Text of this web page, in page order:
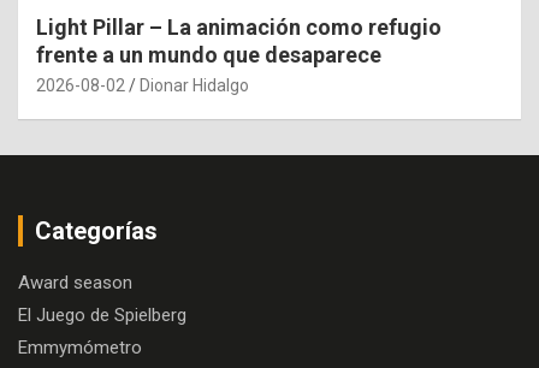
Light Pillar – La animación como refugio
frente a un mundo que desaparece
2026-08-02 Dionar Hidalgo
Categorías
Award season
El Juego de Spielberg
Emmymómetro